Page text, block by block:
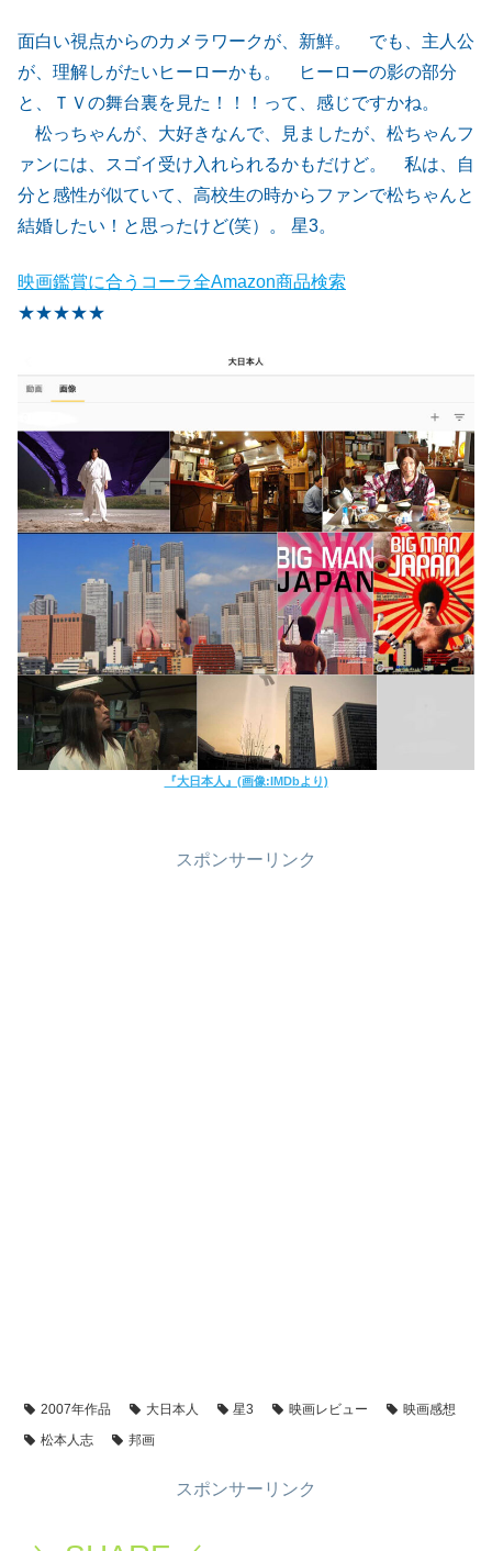
面白い視点からのカメラワークが、新鮮。 でも、主人公
が、理解しがたいヒーローかも。 ヒーローの影の部分
と、ＴＶの舞台裏を見た！！！って、感じですかね。
松っちゃんが、大好きなんで、見ましたが、松ちゃんフ
ァンには、スゴイ受け入れられるかもだけど。 私は、自
分と感性が似ていて、高校生の時からファンで松ちゃんと
結婚したい！と思ったけど(笑）。 星3。
映画鑑賞に合うコーラ全Amazon商品検索
★★★★★
『大日本人』(画像:IMDbより)
スポンサーリンク
2007年作品 大日本人 星3 映画レビュー
映画感想
松本人志
邦画
スポンサーリンク